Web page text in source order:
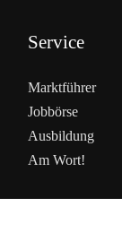
Service
Marktführer
Jobbörse
Ausbildung
Am Wort!